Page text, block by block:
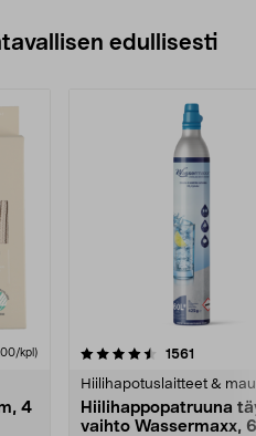
edullisesti
kpl)
4
1561
Hiilihapotuslaitteet &
Hiilihappopatruuna
vaihto Wassermaxx,
4.5viidestä